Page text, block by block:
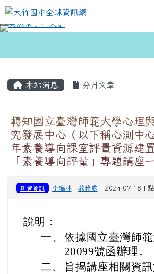
跳至主內容區
大竹國中全球資訊網
本站消息 分月文章
轉知國立臺灣師範大學心理
究發展中心（以下稱心測中
年素養導向課室評量資源建
「素養導向評量」專題講座
研習資訊 李瑞林- 教務處 | 2024-07-18 |
說明：
一、 依據國立臺灣師
20099號函辦理。
二、
旨揭講座相關資訊